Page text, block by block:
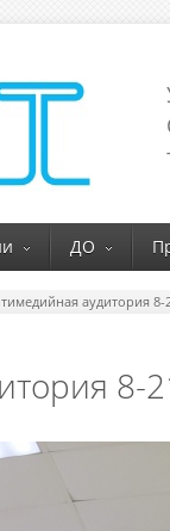
ДО
аудитория 8-
8-